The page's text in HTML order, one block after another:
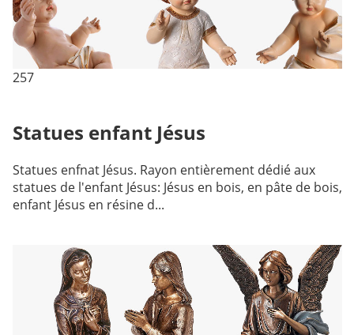
257
Statues enfant Jésus
Statues enfnat Jésus. Rayon entièrement dédié aux
statues de l'enfant Jésus: Jésus en bois, en pâte de bois,
enfant Jésus en résine d...